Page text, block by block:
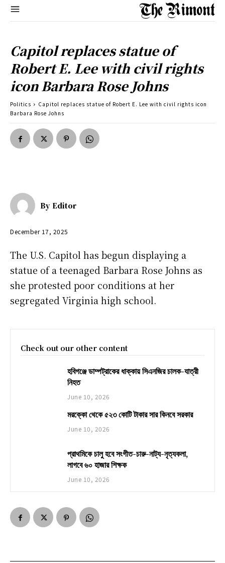
Capitol replaces statue of
Robert E. Lee with civil rights
icon Barbara Rose Johns
Politics
Capitol replaces statue of Robert E. Lee with civil rights icon
Barbara Rose Johns
By Editor
December 17, 2025
The U.S. Capitol has begun displaying a
statue of a teenaged Barbara Rose Johns as
she protested poor conditions at her
segregated Virginia high school.
Check out our other content
হবিগঞ্জে ডাম্পট্রাকের ধাক্কায় সিএনজির চালক-যাত্রী
নিহত
June 10, 2026
মরক্কো থেকে ৫২৩ কোটি টাকার সার কিনবে সরকার
June 10, 2026
প্রাথমিকে চালু হবে সংগীত-চারু-নাট্য-নৃত্যকলা,
লাগবে ৬০ হাজার শিক্ষক
June 10, 2026